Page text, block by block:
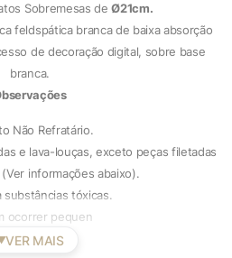
Sobremesas deØ21cm.
feldspática branca de baixa absorção
de decoração digital, sobre base
branca.
Não Refratário.
e lava-louças, exceto peças filetadas
informações abaixo).
substâncias tóxicas.
ocorrer pequen
VER MAIS